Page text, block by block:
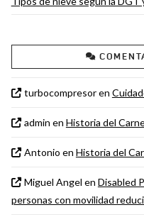
turbocompresoren
admin en Historia del
Antonio en Historia del
Miguel Angel en Disabled
personas con movilidad